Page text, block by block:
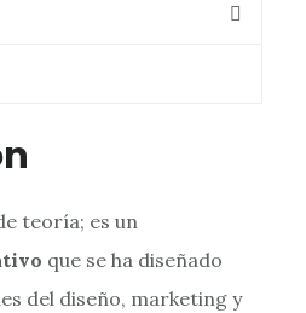
teoría; es un
que se ha diseñado
del diseño, marketing y